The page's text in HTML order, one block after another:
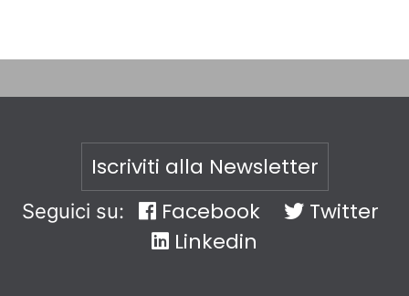
Iscriviti alla Newsletter
Seguici su: Facebook
Twitter
Linkedin